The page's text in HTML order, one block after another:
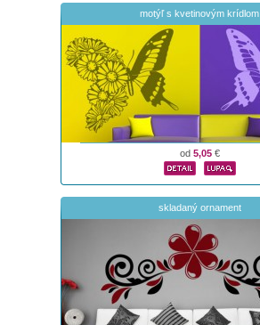
motýľ s kvetinovým krídlom
od 5,05€
skladaný ornament